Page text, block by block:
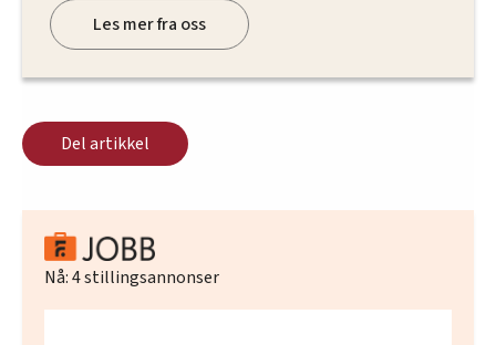
Les mer fra oss
Del artikkel
Nå:4stillingsannonser